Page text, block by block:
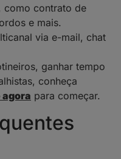
como contrato de
e mais.
via e-mail, chat
ganhar tempo
conheça
para começar.